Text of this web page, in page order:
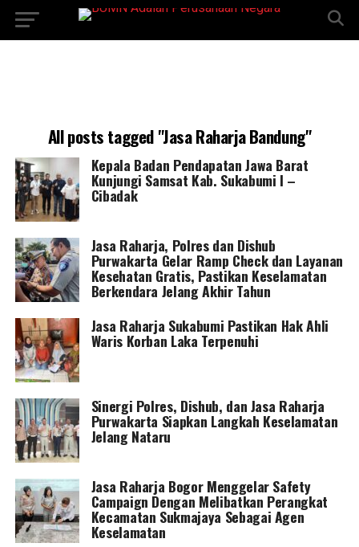
All posts tagged "Jasa Raharja Bandung"
Kepala Badan Pendapatan Jawa Barat
Kunjungi Samsat Kab. Sukabumi I –
Cibadak
Jasa Raharja, Polres dan Dishub
Purwakarta Gelar Ramp Check dan Layanan
Kesehatan Gratis, Pastikan Keselamatan
Berkendara Jelang Akhir Tahun
Jasa Raharja Sukabumi Pastikan Hak Ahli
Waris Korban Laka Terpenuhi
Sinergi Polres, Dishub, dan Jasa Raharja
Purwakarta Siapkan Langkah Keselamatan
Jelang Nataru
Jasa Raharja Bogor Menggelar Safety
Campaign Dengan Melibatkan Perangkat
Kecamatan Sukmajaya Sebagai Agen
Keselamatan